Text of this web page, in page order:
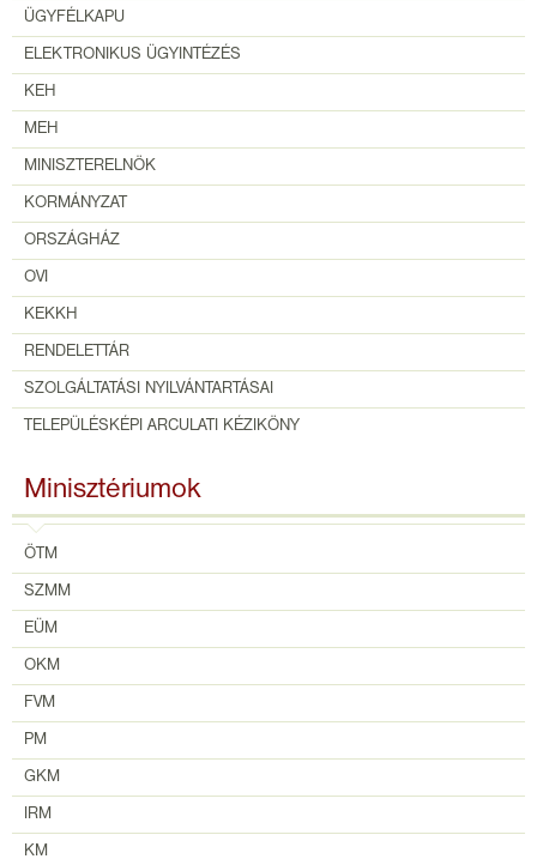
ÜGYFÉLKAPU
ELEKTRONIKUS ÜGYINTÉZÉS
KEH
MEH
MINISZTERELNÖK
KORMÁNYZAT
ORSZÁGHÁZ
OVI
KEKKH
RENDELETTÁR
SZOLGÁLTATÁSI NYILVÁNTARTÁSAI
TELEPÜLÉSKÉPI ARCULATI KÉZIKÖNY
Minisztériumok
ÖTM
SZMM
EÜM
OKM
FVM
PM
GKM
IRM
KM